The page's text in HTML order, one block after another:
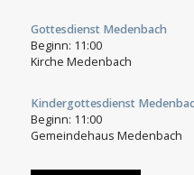
Gottesdienst Medenbach
Beginn: 11:00
Kirche Medenbach
Kindergottesdienst
Beginn: 11:00
Gemeindehaus Medenbach